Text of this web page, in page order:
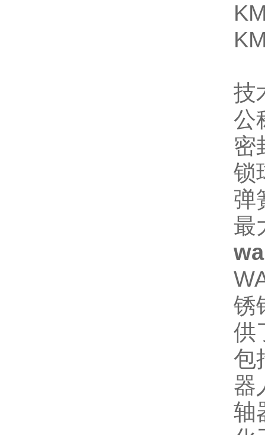
技
公
密
锁
弹
最
锈
供
包
器
轴